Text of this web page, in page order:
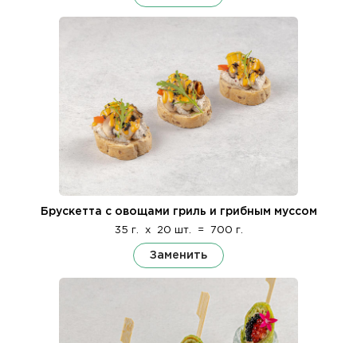
Брускетта с овощами гриль и грибным муссом
35 г. x 20 шт. = 700 г.
Заменить